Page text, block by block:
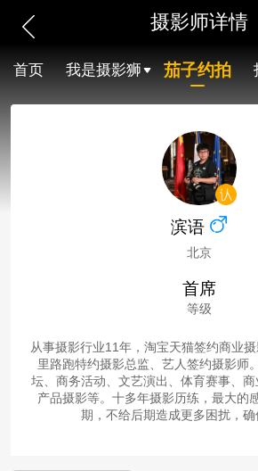
摄影师详情
首页 我是摄影狮 茄子约拍
滨语
北京
首席
等级
从事摄影行业11年，淘宝天猫签约商业
里路跑特约摄影总监、艺人签约摄影师
坛、商务活动、文艺演出、体育赛事、商
产品摄影等。十多年摄影历练，最大的
期，不给后期造成更多困扰，确